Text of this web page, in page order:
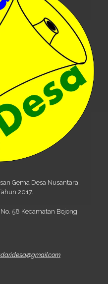
Gema Desa Nusantara.
2017.
58 Kecamatan Bojong